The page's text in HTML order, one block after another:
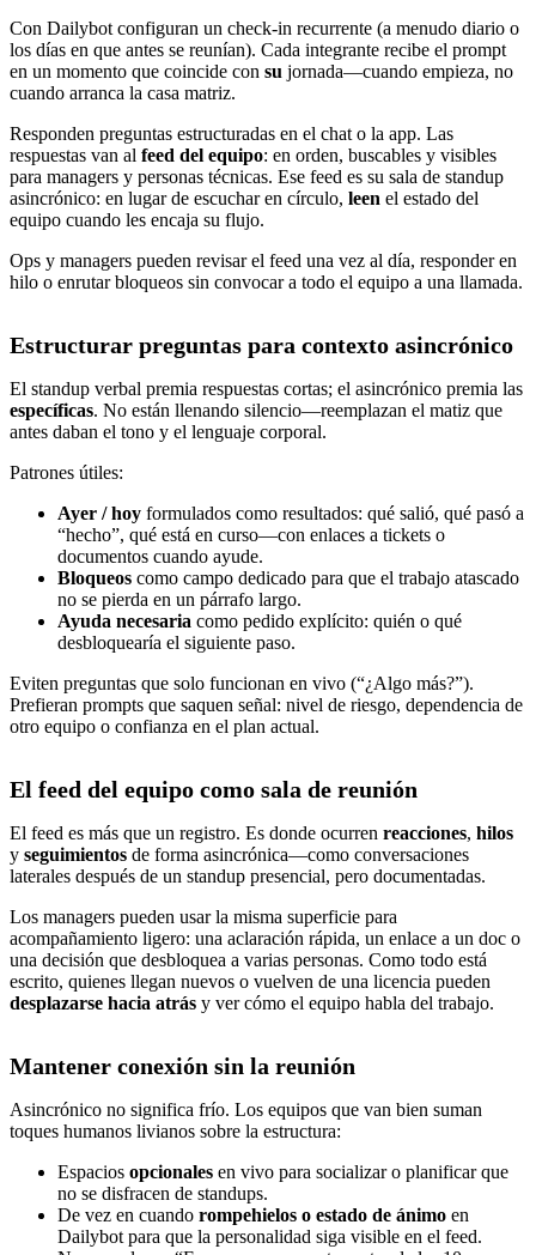
Con Dailybot configuran un check-in recurrente (a menudo diario o
los días en que antes se reunían). Cada integrante recibe el prompt
en un momento que coincide con su jornada—cuando empieza, no
cuando arranca la casa matriz.
Responden preguntas estructuradas en el chat o la app. Las
respuestas van al feed del equipo: en orden, buscables y visibles
para managers y personas técnicas. Ese feed es su sala de standup
asincrónico: en lugar de escuchar en círculo, leen el estado del
equipo cuando les encaja su flujo.
Ops y managers pueden revisar el feed una vez al día, responder en
hilo o enrutar bloqueos sin convocar a todo el equipo a una llamada.
Estructurar preguntas para contexto asincrónico
El standup verbal premia respuestas cortas; el asincrónico premia las
específicas. No están llenando silencio—reemplazan el matiz que
antes daban el tono y el lenguaje corporal.
Patrones útiles:
Ayer / hoy formulados como resultados: qué salió, qué pasó a
“hecho”, qué está en curso—con enlaces a tickets o
documentos cuando ayude.
Bloqueos como campo dedicado para que el trabajo atascado
no se pierda en un párrafo largo.
Ayuda necesaria como pedido explícito: quién o qué
desbloquearía el siguiente paso.
Eviten preguntas que solo funcionan en vivo (“¿Algo más?”).
Prefieran prompts que saquen señal: nivel de riesgo, dependencia de
otro equipo o confianza en el plan actual.
El feed del equipo como sala de reunión
El feed es más que un registro. Es donde ocurren reacciones, hilos
y seguimientos de forma asincrónica—como conversaciones
laterales después de un standup presencial, pero documentadas.
Los managers pueden usar la misma superficie para
acompañamiento ligero: una aclaración rápida, un enlace a un doc o
una decisión que desbloquea a varias personas. Como todo está
escrito, quienes llegan nuevos o vuelven de una licencia pueden
desplazarse hacia atrás y ver cómo el equipo habla del trabajo.
Mantener conexión sin la reunión
Asincrónico no significa frío. Los equipos que van bien suman
toques humanos livianos sobre la estructura:
Espacios opcionales en vivo para socializar o planificar que
no se disfracen de standups.
De vez en cuando rompehielos o estado de ánimo en
Dailybot para que la personalidad siga visible en el feed.